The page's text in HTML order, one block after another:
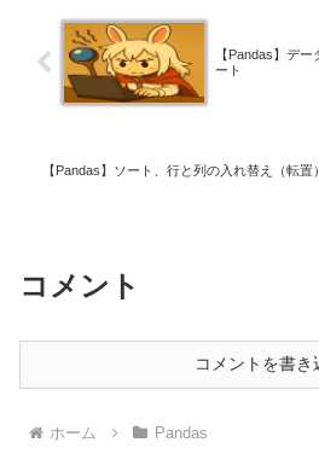
【Pandas】デ
ート
【Pandas】ソート、行と列の入れ替え（転置）
コメント
コメントを書き
ホーム Pandas